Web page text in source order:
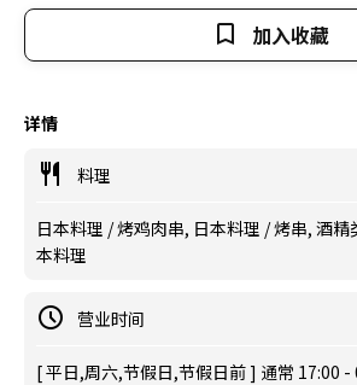
加入收藏
详情
料理
日本料理 / 烤鸡肉串, 日本料理 / 烤串, 酒精
本料理
营业时间
[ 平日,周六,节假日,节假日前 ] 通常 17:00 -